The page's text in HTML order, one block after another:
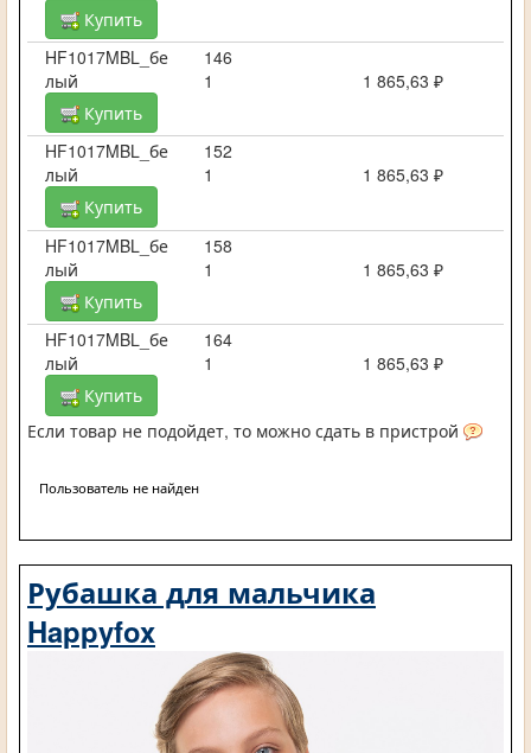
Купить
HF1017MBL_бе
лый
146
1
1 865,63 ₽
Купить
HF1017MBL_бе
лый
152
1
1 865,63 ₽
Купить
HF1017MBL_бе
лый
158
1
1 865,63 ₽
Купить
HF1017MBL_бе
лый
164
1
1 865,63 ₽
Купить
Если товар не подойдет, то можно сдать в пристрой
Пользователь не найден
Рубашка для мальчика
Happyfox